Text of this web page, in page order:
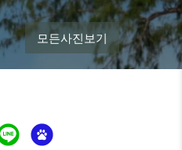
모든사진보기